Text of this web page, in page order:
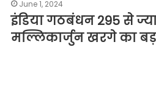
June 1, 2024
इंडिया गठबंधन 295 से
मल्लिकार्जुन खरगे का